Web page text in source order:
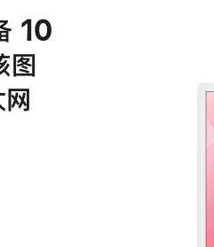
10
图